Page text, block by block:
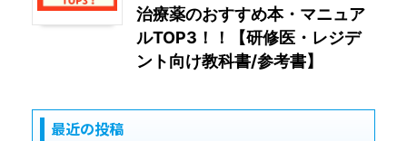
治療薬のおすすめ本・マニュア
ルTOP3！！【研修医・レジデ
ント向け教科書/参考書】
最近の投稿